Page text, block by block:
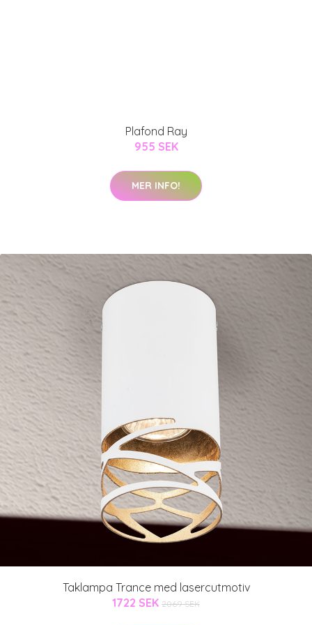
Plafond Ray
955 SEK
MER INFO!
Taklampa Trance med lasercutmotiv
1722 SEK 2069 SEK